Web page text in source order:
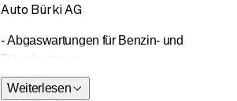
Auto Bürki AG
- Abgaswartungen für Benzin- und
Dieselmotoren
- Ankauf von Occasionen:
Weiterlesen